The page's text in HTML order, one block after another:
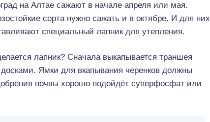
на Алтае сажают в начале апреля или мая.
сорта нужно сажать и в октябре. И для них
специальный лапник для утепления.
лапник? Сначала выкапывается траншея
Ямки для вкапывания черенков должны
почвы хорошо подойдёт суперфосфат или